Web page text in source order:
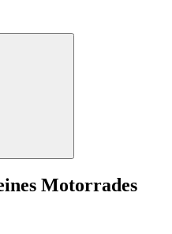
Motorrades